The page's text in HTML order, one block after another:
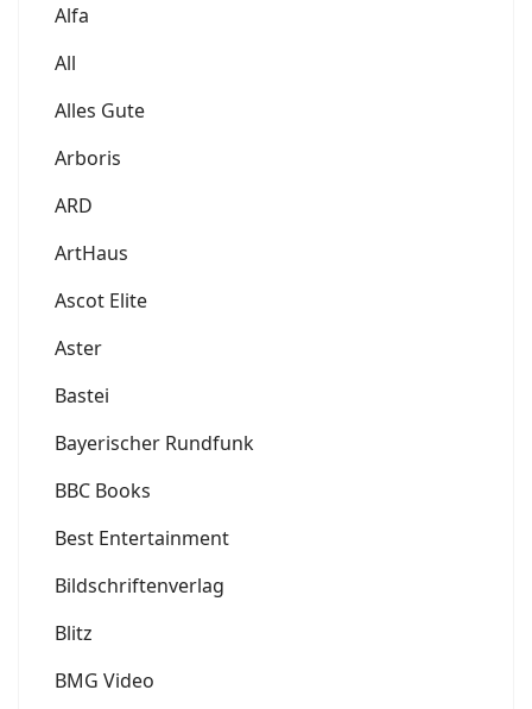
Alfa
All
Alles Gute
Arboris
ARD
ArtHaus
Ascot Elite
Aster
Bastei
Bayerischer Rundfunk
BBC Books
Best Entertainment
Bildschriftenverlag
Blitz
BMG Video